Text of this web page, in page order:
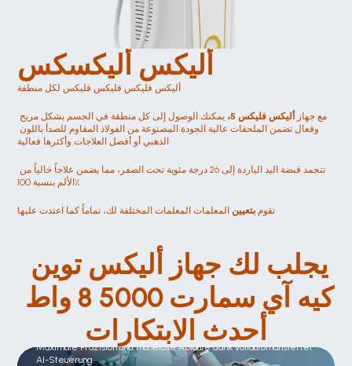
أليكس فليكس فليكس فليكس لكل منطقة
مع جهاز أليكس فليكس 5،
وفعال تضمن الملحقات عالية الجودة المصنوعة من الفولاذ المقاوم للصدأ باللون
الذهبي أو أفضل العلاجات وأكثرها فعالية
تتجمد قبضة اليد الباردة إلى 26 درجة مئوية تحت الصفر، مما يضمن علاجاً خالياً من
الألم بنسبة 100٪.
تقوم بتعيين المعلمات المعلمات المختلفة لك، تماماً كما اعتدت عليها
أحدث الابتكارات
البيهاناندلونج الأوتوماتيكي
Maximale Präzision und mühelose Abläufe dank vollautomatisierter
AI-Steuerung.